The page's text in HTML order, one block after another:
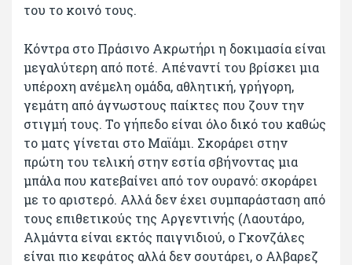
του το κοινό τους.
Κόντρα στο Πράσινο Ακρωτήρι η δοκιμασία είναι
μεγαλύτερη από ποτέ. Απέναντί του βρίσκει μια
υπέροχη ανέμελη ομάδα, αθλητική, γρήγορη,
γεμάτη από άγνωστους παίκτες που ζουν την
στιγμή τους. Το γήπεδο είναι όλο δικό του καθώς
το ματς γίνεται στο Μαϊάμι. Σκοράρει στην
πρώτη του τελική στην εστία σβήνοντας μια
μπάλα που κατεβαίνει από τον ουρανό: σκοράρει
με το αριστερό. Αλλά δεν έχει συμπαράσταση από
τους επιθετικούς της Αργεντινής (Λαουτάρο,
Αλμάντα είναι εκτός παιγνιδιού, ο Γκονζάλες
είναι πιο κεφάτος αλλά δεν σουτάρει, ο Αλβαρεζ